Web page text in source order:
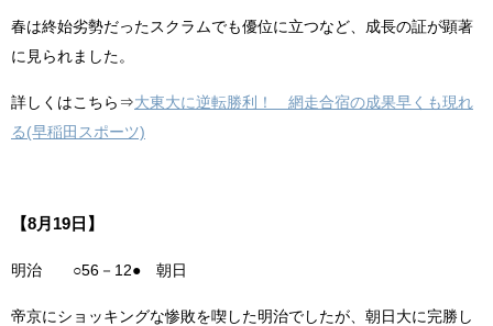
春は終始劣勢だったスクラムでも優位に立つなど、成長の証が顕著
に見られました。
詳しくはこちら⇒大東大に逆転勝利！ 網走合宿の成果早くも現れ
る(早稲田スポーツ)
【8月19日】
明治 ○56－12● 朝日
帝京にショッキングな惨敗を喫した明治でしたが、朝日大に完勝し